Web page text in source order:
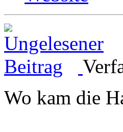
Wo kam die